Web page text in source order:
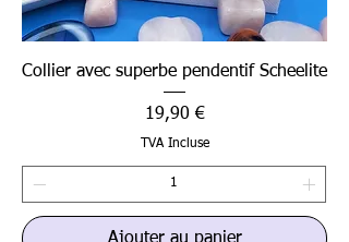
Collier avec superbe pendentif Scheelite
Prix
19,90 €
TVA Incluse
Ajouter au panier